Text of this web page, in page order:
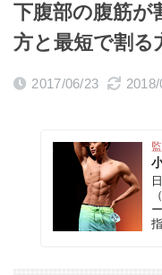
下腹部の腹筋が
方と最短で割る
2017/06/23